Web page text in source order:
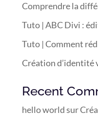
Comprendre la
Tuto | ABC Divi :
Tuto | Comment
Création d’identité
Recent
hello worldsur